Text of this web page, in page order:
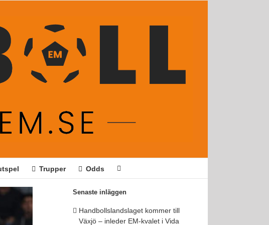
Trupper Odds
Senaste inläggen
Handbollslandslaget kommer till
Växjö – inleder EM-kvalet i Vida